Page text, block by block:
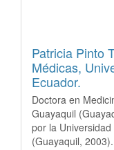
Patricia Pinto
Médicas,
Ecuador.
Doctora en
Guayaquil
por la
(Guayaquil,